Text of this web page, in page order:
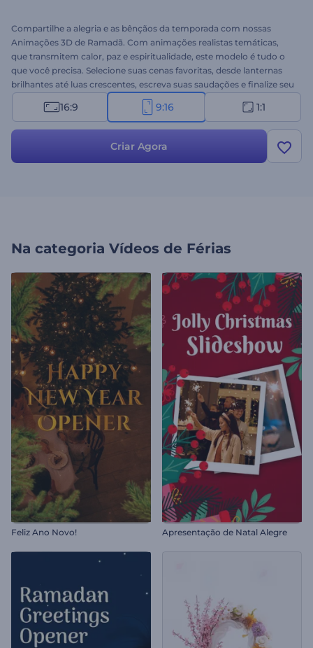
Compartilhe a alegria e as bênçãos da temporada com nossas
Animações 3D de Ramadã. Com animações realistas temáticas,
que transmitem calor, paz e espiritualidade, este modelo é tudo o
que você precisa. Selecione suas cenas favoritas, desde lanternas
brilhantes até luas crescentes, escreva suas saudações e finalize seu
vídeo com uma trilha sonora envolvente. Perfeito para vídeos de
saudação, convites para eventos, aberturas de apresentações
compartilhe o espírito do Ramadã!
16:9 9:16 1:1
Criar Agora
Na categoria Vídeos de Férias
Feliz Ano Novo! Apresentação de Natal Alegre